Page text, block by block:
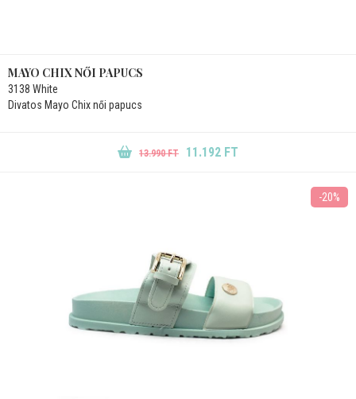
MAYO CHIX NŐI PAPUCS
3138 White
Divatos Mayo Chix női papucs
13.990 FT 11.192 FT
-20%